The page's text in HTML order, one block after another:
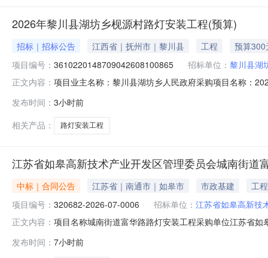
2026年黎川县湖坊乡枧源村路灯安装工程(预算)
招标｜招标公告 江西省｜抚州市｜黎川县 工程
预算300
项目编号： 3610220148709042608100865 招标单位： 黎川县湖
正文内容： 项目业主名称：黎川县湖坊乡人民政府采购项目名称：
算）洽谈时间：3（个工作日）签订合同时间：15（个工
方式
发布时间： 3小时前
相关产品：
路灯安装工程
江苏省如皋高新技术产业开发区管理委员会城南街道
中标｜合同公告 江苏省｜南通市｜如皋市 市政基建
工程
项目编号： 320682-2026-07-0006 招标单位： 江苏省如皋高新技
正文内容： 项目名称城南街道富华路路灯安装工程采购单位江苏省
07-0006四、项目名称:城南街道富华路路灯安装工程五
发布时间： 7小时前